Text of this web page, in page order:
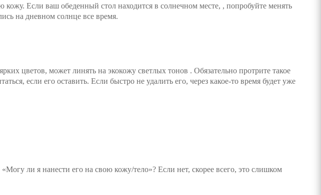
Если ваш обеденный стол находится в солнечном месте, , попробуйте менять
на дневном солнце все время.
цветов, может линять на экокожу светлых тонов . Обязательно протрите такое
если его оставить. Если быстро не удалить его, через какое-то время будет уже
ли я нанести его на свою кожу/тело»? Если нет, скорее всего, это слишком